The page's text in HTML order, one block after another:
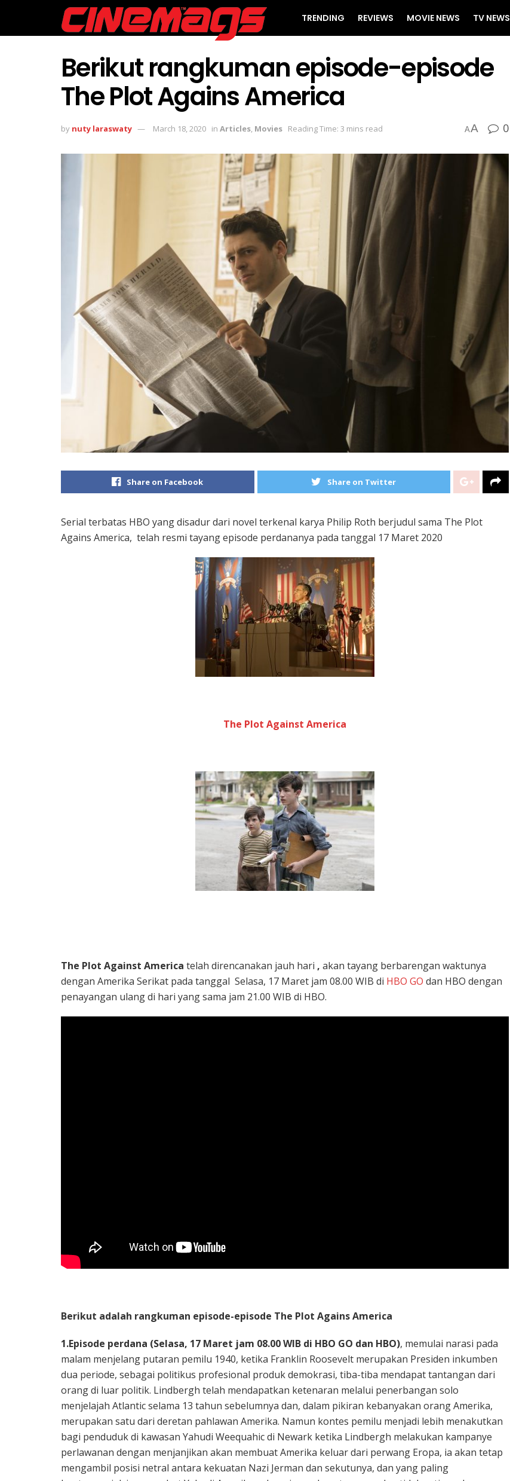
TRENDING REVIEWS MOVIE NEWS TV NEWS
Berikut rangkuman episode-episode
The Plot Agains America
by nuty laraswaty March 18, 2020 in Articles, Movies Reading Time: 3 mins read AA 0
Share on Facebook Share on Twitter
Serial terbatas HBO yang disadur dari novel terkenal karya Philip Roth berjudul sama The Plot
Agains America, telah resmi tayang episode perdananya pada tanggal 17 Maret 2020
The Plot Against America
The Plot Against America telah direncanakan jauh hari , akan tayang berbarengan waktunya
dengan Amerika Serikat pada tanggal Selasa, 17 Maret jam 08.00 WIB di HBO GO dan HBO dengan
penayangan ulang di hari yang sama jam 21.00 WIB di HBO.
Berikut adalah rangkuman episode-episode The Plot Agains America
1.Episode perdana (Selasa, 17 Maret jam 08.00 WIB di HBO GO dan HBO), memulai narasi pada
malam menjelang putaran pemilu 1940, ketika Franklin Roosevelt merupakan Presiden inkumben
dua periode, sebagai politikus profesional produk demokrasi, tiba-tiba mendapat tantangan dari
orang di luar politik. Lindbergh telah mendapatkan ketenaran melalui penerbangan solo
menjelajah Atlantic selama 13 tahun sebelumnya dan, dalam pikiran kebanyakan orang Amerika,
merupakan satu dari deretan pahlawan Amerika. Namun kontes pemilu menjadi lebih menakutkan
bagi penduduk di kawasan Yahudi Weequahic di Newark ketika Lindbergh melakukan kampanye
perlawanan dengan menjanjikan akan membuat Amerika keluar dari perwang Eropa, ia akan tetap
mengambil posisi netral antara kekuatan Nazi Jerman dan sekutunya, dan yang paling